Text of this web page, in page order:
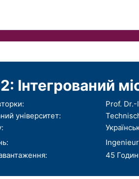
Інтегрований
Prof.
університет:
45